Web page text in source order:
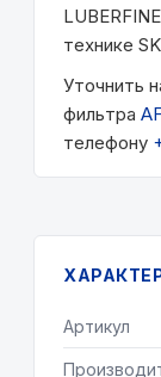
технике
Уточнить
фильтра
телефону
Артикул